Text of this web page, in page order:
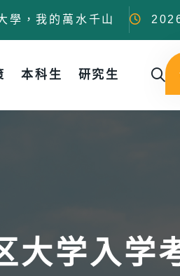
學，我的萬水千山
本科生 研究生
大学入学